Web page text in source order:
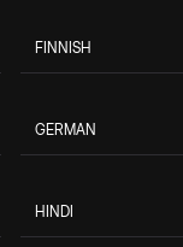
FINNISH
GERMAN
HINDI